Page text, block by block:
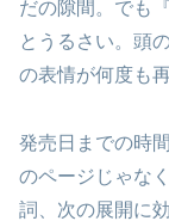
だの隙間。でも
とうるさい。頭
の表情が何度も
発売日までの時
のページじゃな
詞、次の展開に